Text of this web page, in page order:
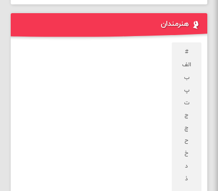
هنرمندان
#
الف
ب
پ
ت
ج
چ
ح
خ
د
ذ